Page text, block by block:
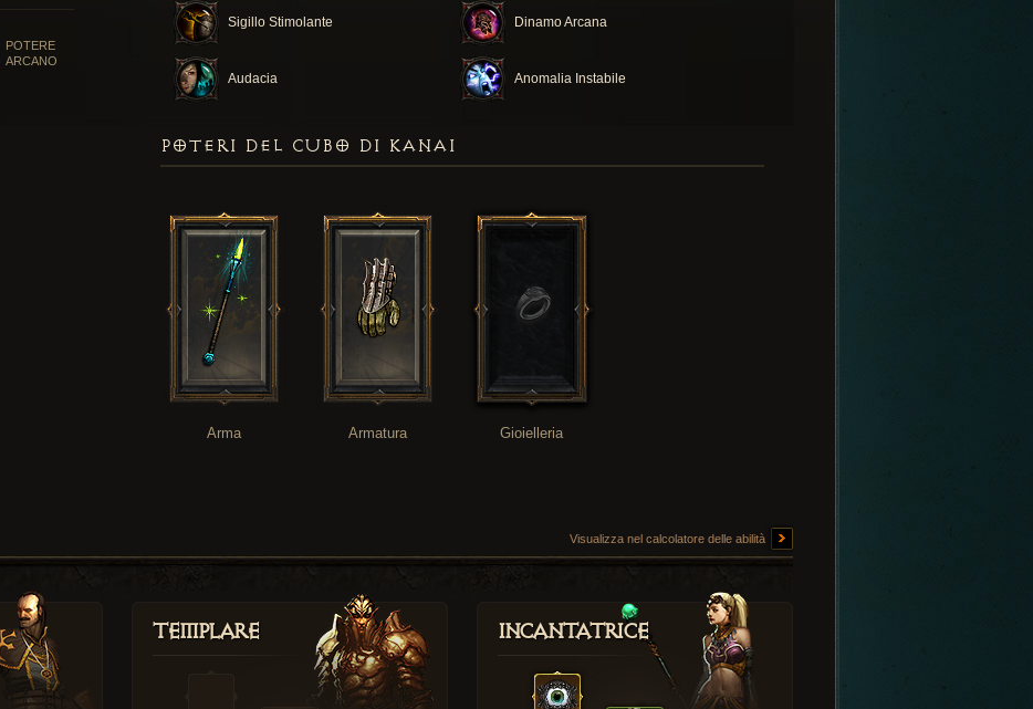
Sigillo Stimolante Dinamo Arcana
Audacia Anomalia Instabile
POTERE
ARCANO
POTERI DEL CUBO DI KANAI
Arma Armatura Gioielleria
Visualizza nel calcolatore delle abilità
Templare Incantatrice